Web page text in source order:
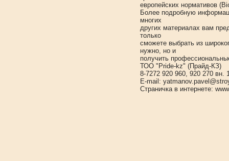
европейских нормативов
Более подробную
многих
других материалах вам
только
сможете выбрать из
нужно, но и
получить
ТОО "Pride-kz" (Прайд-КЗ)
8-7272 920 960, 920 270 вн.
E-mail:
Страничка в интернете: